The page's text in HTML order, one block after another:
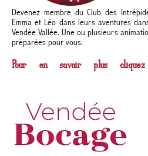
Devenez membre du Club des
Emma et Léo dans leurs aventures
Vendée Vallée. Une ou plusieurs
préparées pour vous.
Pour en savoir plus